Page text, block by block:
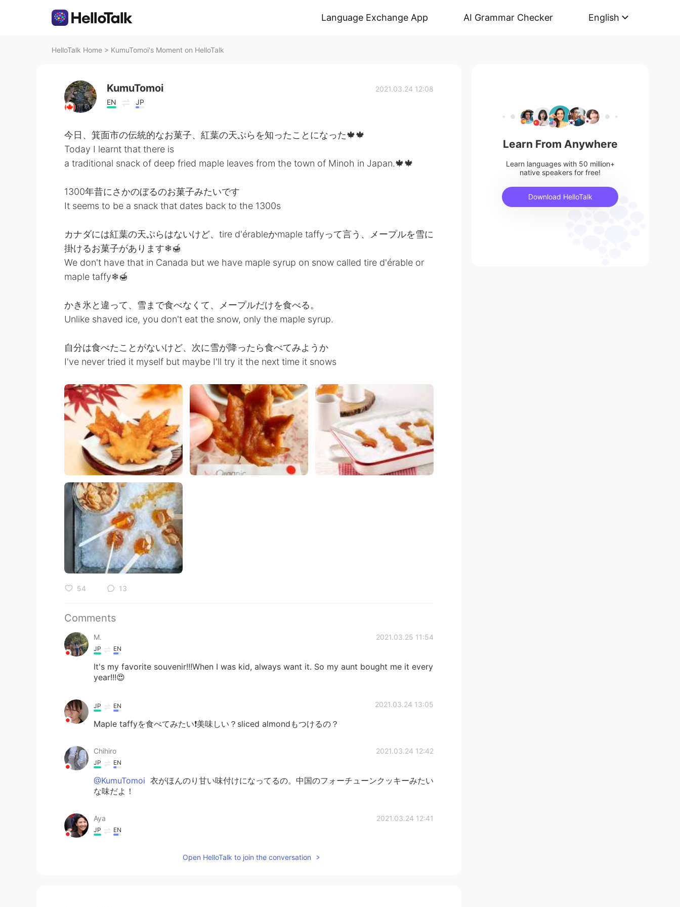
Language Exchange App AI Grammar Checker English
HelloTalk Home > KumuTomoi's Moment on HelloTalk
KumuTomoi
EN JP
2021.03.24 12:08
今日、箕面市の伝統的なお菓子、紅葉の天ぷらを知ったことになった🍁🍁
Today I learnt that there is
a traditional snack of deep fried maple leaves from the town of Minoh in Japan.🍁🍁
1300年昔にさかのぼるのお菓子みたいです
It seems to be a snack that dates back to the 1300s
カナダには紅葉の天ぷらはないけど、tire d'érableかmaple taffyって言う、メープルを雪に
掛けるお菓子があります❄🍯
We don't have that in Canada but we have maple syrup on snow called tire d'érable or
maple taffy❄🍯
かき氷と違って、雪まで食べなくて、メープルだけを食べる。
Unlike shaved ice, you don't eat the snow, only the maple syrup.
自分は食べたことがないけど、次に雪が降ったら食べてみようか
I've never tried it myself but maybe I'll try it the next time it snows
54 13
Comments
M. 2021.03.25 11:54
JP EN
It's my favorite souvenir!!!When I was kid, always want it. So my aunt bought me it every
year!!!😍
2021.03.24 13:05
JP EN
Maple taffyを食べてみたい❗美味しい？sliced almondもつけるの？
Chihiro 2021.03.24 12:42
JP EN
@KumuTomoi 衣がほんのり甘い味付けになってるの。中国のフォーチューンクッキーみたい
な味だよ！
Aya 2021.03.24 12:41
JP EN
美味しいでしょうね。ただ、お菓子として食べるような甘いものなのかしら？🤔
Open HelloTalk to join the conversation
Learn From Anywhere
Learn languages with 50 million+
native speakers for free!
Download HelloTalk